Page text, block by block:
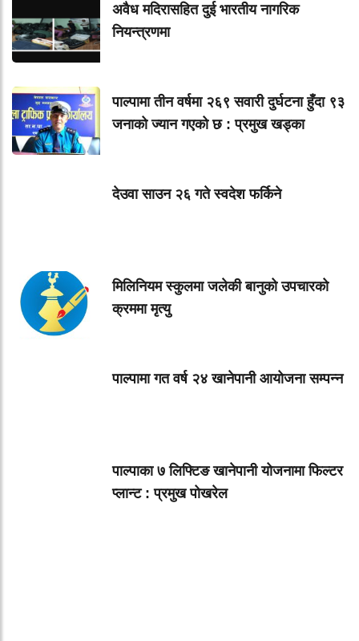
अवैध मदिरासहित दुई भारतीय नागरिक
नियन्त्रणमा
पाल्पामा तीन वर्षमा २६९ सवारी दुर्घटना हुँदा ९३
जनाको ज्यान गएको छ : प्रमुख खड्का
देउवा साउन २६ गते स्वदेश फर्किने
मिलिनियम स्कुलमा जलेकी बानुको उपचारको
क्रममा मृत्यु
पाल्पामा गत वर्ष २४ खानेपानी आयोजना सम्पन्न
पाल्पाका ७ लिफ्टिङ खानेपानी योजनामा फिल्टर
प्लान्ट : प्रमुख पोखरेल